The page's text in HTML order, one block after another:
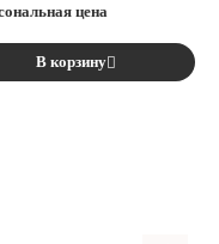
цена
В корзину